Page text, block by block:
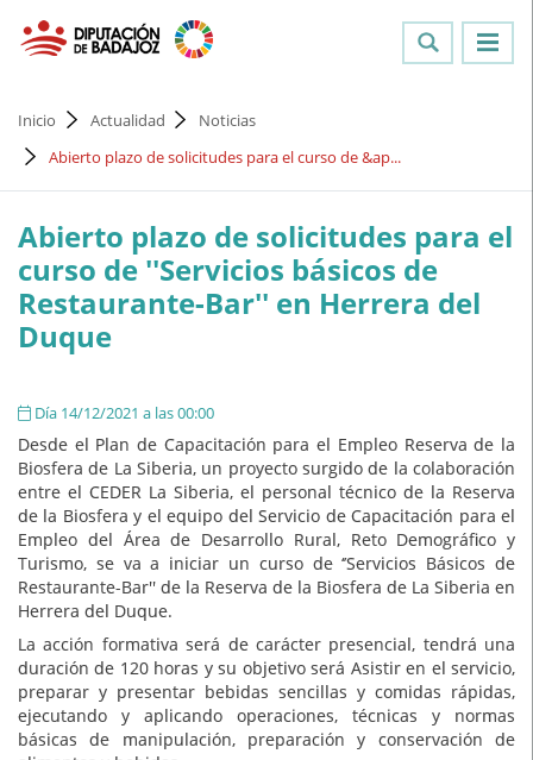
Inicio Actualidad
Noticias
Abierto plazo de solicitudes para el curso de &ap...
Abierto plazo de solicitudes para el
curso de ''Servicios básicos de
Restaurante-Bar'' en Herrera del
Duque
Día 14/12/2021 a las 00:00
Desde el Plan de Capacitación para el Empleo Reserva de la
Biosfera de La Siberia, un proyecto surgido de la colaboración
entre el CEDER La Siberia, el personal técnico de la Reserva
de la Biosfera y el equipo del Servicio de Capacitación para el
Empleo del Área de Desarrollo Rural, Reto Demográfico y
Turismo, se va a iniciar un curso de ‘’Servicios Básicos de
Restaurante-Bar'' de la Reserva de la Biosfera de La Siberia en
Herrera del Duque.
La acción formativa será de carácter presencial, tendrá una
duración de 120 horas y su objetivo será Asistir en el servicio,
preparar y presentar bebidas sencillas y comidas rápidas,
ejecutando y aplicando operaciones, técnicas y normas
básicas de manipulación, preparación y conservación de